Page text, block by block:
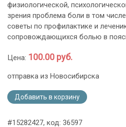
физиологической,
зрения проблема боли в том
советы по профилактике и
сопровождающихся болью в
Цена: 100.00 руб.
отправка из Новосибирска
Добавить в корзину
#15282427, код: 36597